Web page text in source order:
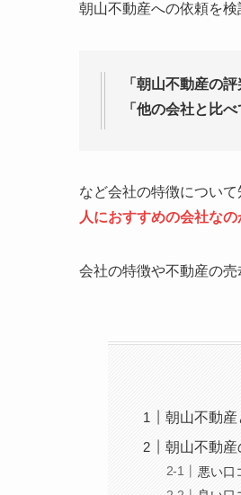
朝山不動産への依頼を検
「朝山不動産の
「他の会社と比
など会社の特徴につい
人におすすめの会社な
会社の特徴や不動産の
朝山不動産
朝山不動産
悪い口